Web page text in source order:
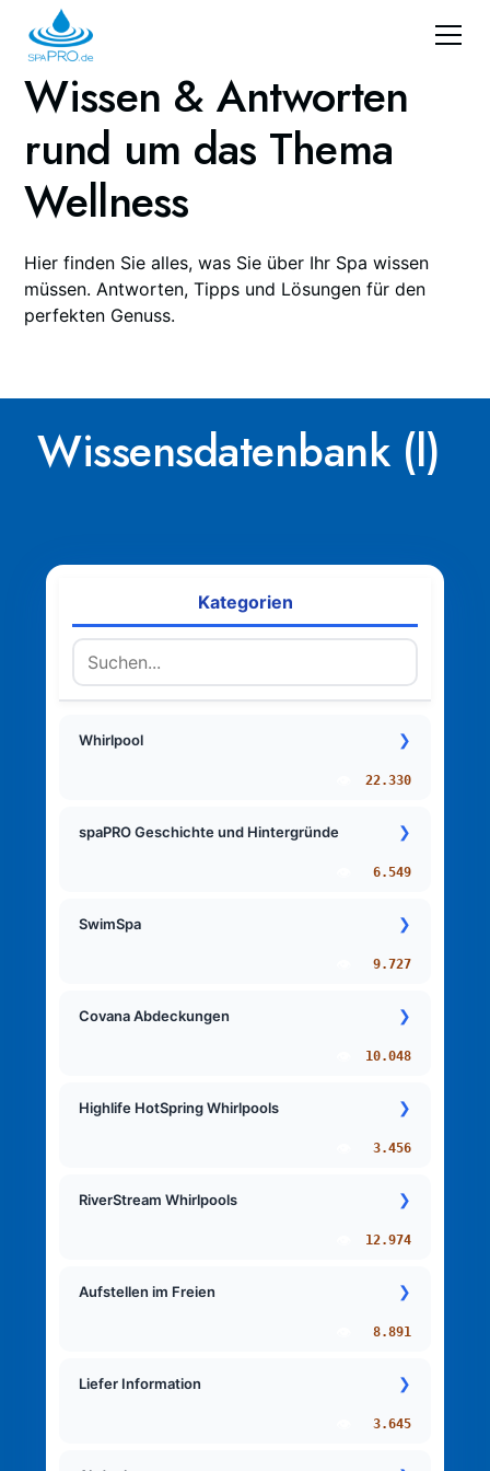
Wissen & Antworten
rund um das Thema
Wellness
Hier finden Sie alles, was Sie über Ihr Spa wissen
müssen. Antworten, Tipps und Lösungen für den
perfekten Genuss.
Wissensdatenbank (l)
Kategorien
Whirlpool ❯
22.330
spaPRO Geschichte und Hintergründe ❯
6.549
SwimSpa ❯
9.727
Covana Abdeckungen ❯
10.048
Highlife HotSpring Whirlpools ❯
3.456
RiverStream Whirlpools ❯
12.974
Aufstellen im Freien ❯
8.891
Liefer Information ❯
3.645